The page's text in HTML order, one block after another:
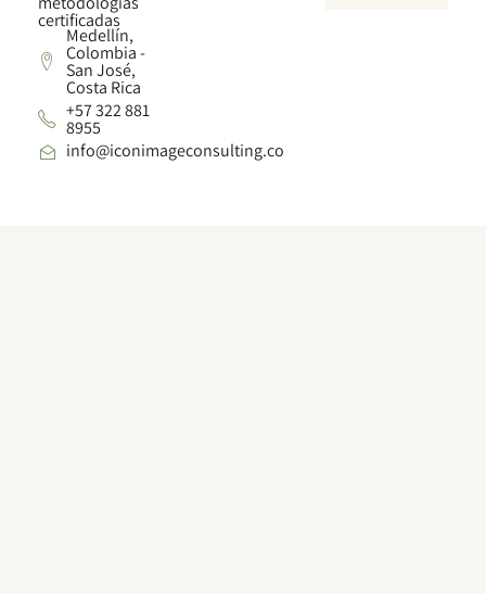
certificadas
Medellín,
Colombia -
San José,
Costa Rica
+57 322 881
8955
info@iconimageconsulting.co